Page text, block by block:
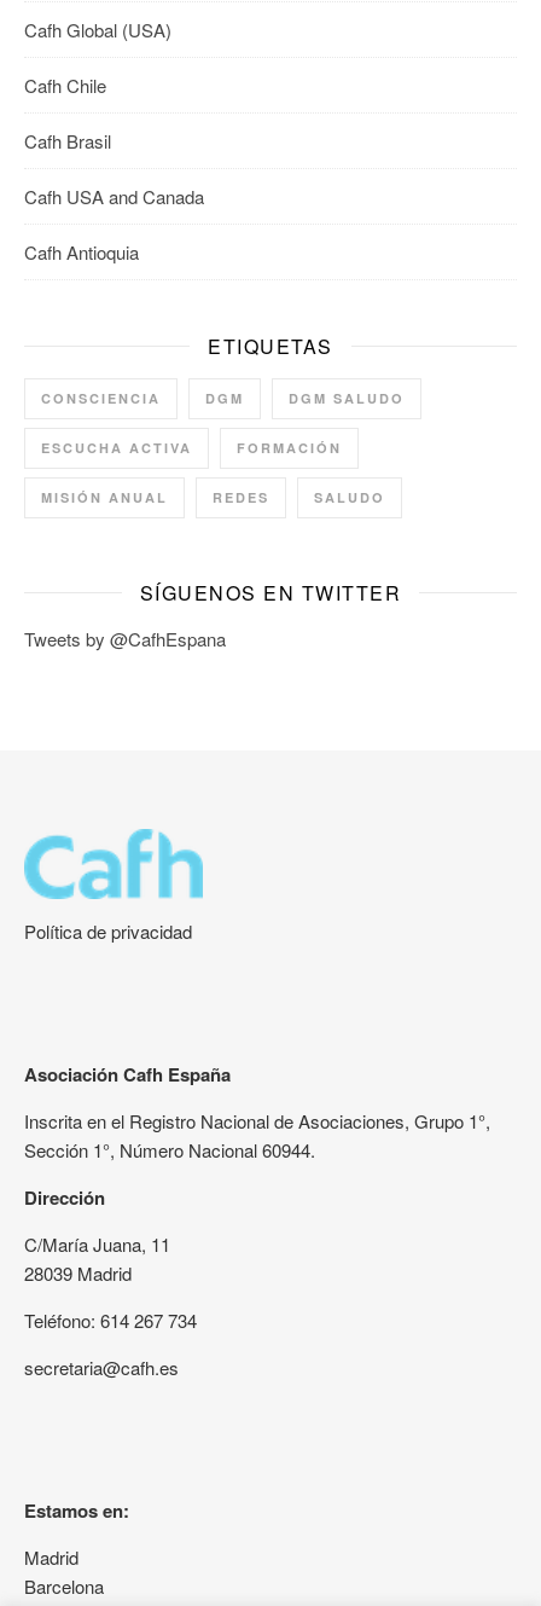
Cafh Global (USA)
Cafh Chile
Cafh Brasil
Cafh USA and Canada
Cafh Antioquia
ETIQUETAS
CONSCIENCIA DGM DGM SALUDO
ESCUCHA ACTIVA FORMACIÓN
MISIÓN ANUAL REDES SALUDO
SÍGUENOS EN TWITTER
Tweets by @CafhEspana
Política de privacidad
Asociación Cafh España
Inscrita en el Registro Nacional de Asociaciones, Grupo 1°,
Sección 1°, Número Nacional 60944.
Dirección
C/María Juana, 11
28039 Madrid
Teléfono: 614 267 734
secretaria@cafh.es
Estamos en:
Madrid
Barcelona